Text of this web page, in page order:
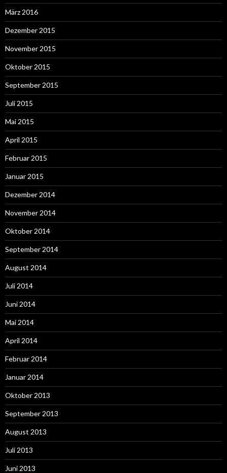
März 2016
Dezember 2015
November 2015
Oktober 2015
September 2015
Juli 2015
Mai 2015
April 2015
Februar 2015
Januar 2015
Dezember 2014
November 2014
Oktober 2014
September 2014
August 2014
Juli 2014
Juni 2014
Mai 2014
April 2014
Februar 2014
Januar 2014
Oktober 2013
September 2013
August 2013
Juli 2013
Juni 2013